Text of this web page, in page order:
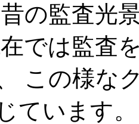
の監査光
では監査
この様な
ています